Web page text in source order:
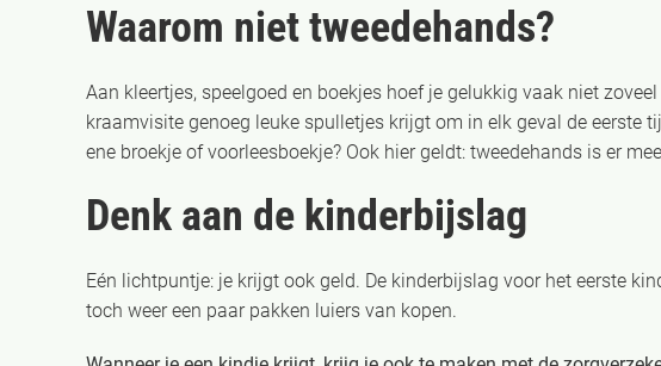
Waarom niet tweedehands?
Aan kleertjes, speelgoed en boekjes hoef je gelukkig vaak niet
kraamvisite genoeg leuke spulletjes krijgt om in elk geval de eerste
ene broekje of voorleesboekje? Ook hier geldt: tweedehands is er
Denk aan de kinderbijslag
Eén lichtpuntje: je krijgt ook geld. De kinderbijslag voor het eerste
toch weer een paar pakken luiers van kopen.